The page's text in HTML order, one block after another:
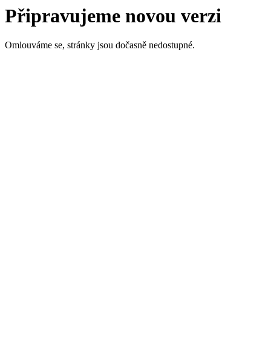
Připravujeme novou verzi
Omlouváme se, stránky jsou dočasně nedostupné.